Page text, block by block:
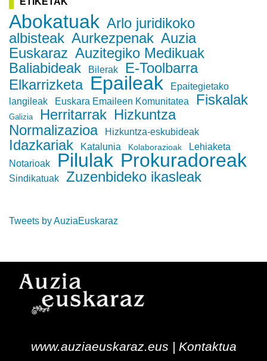
Abokatuak Arlo juridikoko
albisteak Aurkezpenak Auzia
Euskaraz Auzitegiko Medikuak
Baliabideak
Bilerak
E-Toolbarra
Elkarrizketa Epaileak
Epaitegietako
langileak
Euskara Emaileen Komunitatea Fiskalak
Galizia Herritarrak Hizkuntza
Normalizazioa
Hizkuntza-eskubideak
Idazkariak Katalunia Kolaborazioak
Lehiaketa
Notarioak
Pilulak Prokuradoreak
Sindikatuak Zuzenbideko ikasleak
Tweets by AuziaEuskaraz
www.auziaeuskaraz.eus | Kontaktua